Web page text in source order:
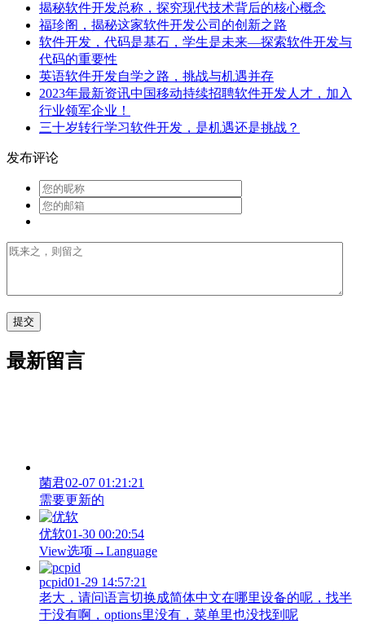
揭秘软件开发总称，探究现代技术背后的核心概念
福珍阁，揭秘这家软件开发公司的创新之路
软件开发，代码是基石，学生是未来—探索软件开发与
代码的重要性
英语软件开发自学之路，挑战与机遇并存
2023年最新资讯中国移动持续招聘软件开发人才，加入
行业领军企业！
三十岁转行学习软件开发，是机遇还是挑战？
发布评论
最新留言
菌君02-07 01:21:21
需要更新的
优软01-30 00:20:54
View‌选项→Language
pcpid01-29 14:57:21
老大，请问语言切换成简体中文在哪里设备的呢，找半
于没有啊，options里没有，菜单里也没找到呢